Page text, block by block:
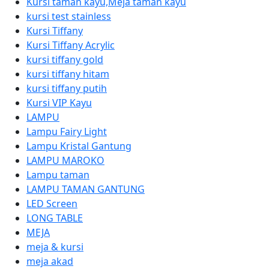
kursi test stainless
Kursi Tiffany
Kursi Tiffany Acrylic
kursi tiffany gold
kursi tiffany hitam
kursi tiffany putih
Kursi VIP Kayu
LAMPU
Lampu Fairy Light
Lampu Kristal Gantung
LAMPU MAROKO
Lampu taman
LAMPU TAMAN GANTUNG
LED Screen
LONG TABLE
MEJA
meja & kursi
meja akad